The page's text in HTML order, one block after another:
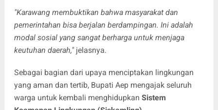
"Karawang membuktikan bahwa masyarakat dan
pemerintahan bisa berjalan berdampingan. Ini adalah
modal sosial yang sangat berharga untuk menjaga
keutuhan daerah,"jelasnya.
Sebagai bagian dari upaya menciptakan lingkungan
yang aman dan tertib, Bupati Aep mengajak seluruh
warga untuk kembali menghidupkan Sistem